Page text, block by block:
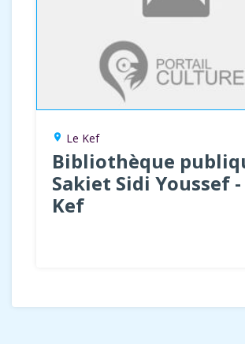
location_on Le Kef
Bibliothèque
Sakiet Sidi Youssef -
Kef